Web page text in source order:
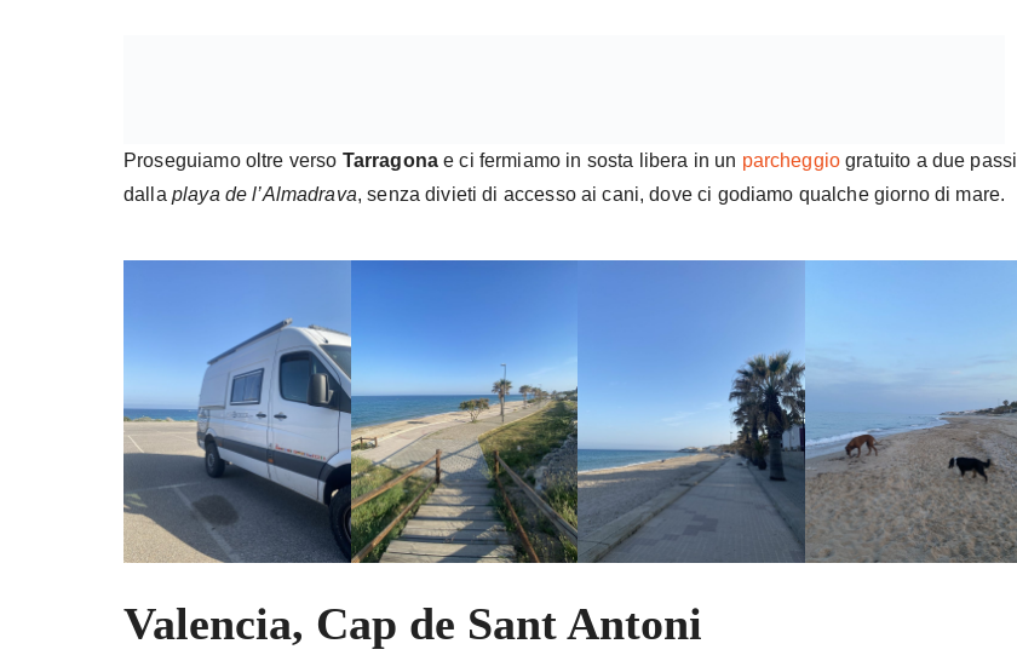
Proseguiamo oltre verso Tarragonae ci fermiamo in sosta libera in un parcheggio gratuito a due passi
dalla playa de l’Almadrava, senza divieti di accesso ai cani, dove ci godiamo qualche giorno di mare.
Valencia, Cap de Sant Antoni